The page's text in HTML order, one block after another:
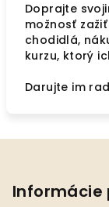
Doprajte
možnosť
chodidlá,
kurzu, ktorý
Darujte im
Informácie